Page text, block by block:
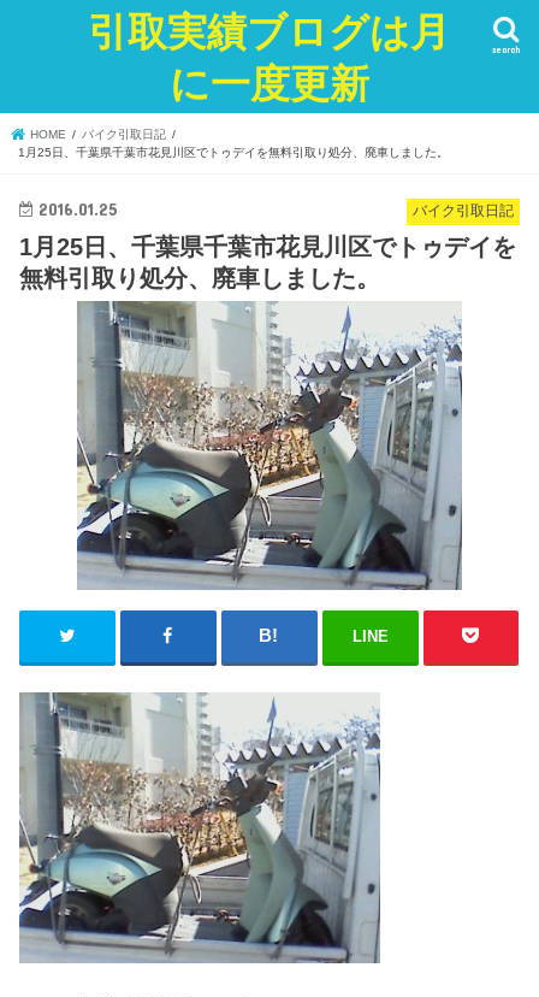
引取実績ブログは月
に一度更新
search
HOME
バイク引取日記
1月25日、千葉県千葉市花見川区でトゥデイを無料引取り処分、廃車しました。
バイク引取日記
2016.01.25
1月25日、千葉県千葉市花見川区でトゥデイを
無料引取り処分、廃車しました。
LINE